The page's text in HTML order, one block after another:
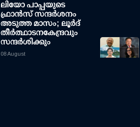
ലിയോ പാപ്പയുടെ
ഫ്രാൻസ് സന്ദർശനം
അടുത്ത മാസം; ലൂർദ്
തീർത്ഥാടനകേന്ദ്രവും
സന്ദർശിക്കും
08 August